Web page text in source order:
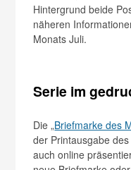
Hintergrund beide
näheren
Monats Juli.
Serie im
Die „Briefmarke des
der Printausgabe
auch online